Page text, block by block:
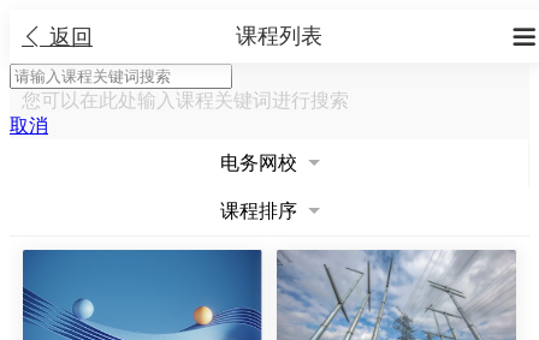
 返回 
课程列表
您可以在此处输入课程关键词进行搜索
取消
电务网校
课程排序